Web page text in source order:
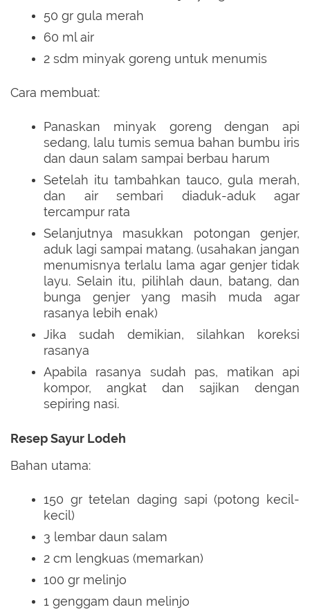
50 gr gula merah
60 ml air
2 sdm minyak goreng untuk menumis
Cara membuat:
Panaskan minyak goreng dengan api
sedang, lalu tumis semua bahan bumbu iris
dan daun salam sampai berbau harum
Setelah itu tambahkan tauco, gula merah,
dan air sembari diaduk-aduk agar
tercampur rata
Selanjutnya masukkan potongan genjer,
aduk lagi sampai matang. (usahakan jangan
menumisnya terlalu lama agar genjer tidak
layu. Selain itu, pilihlah daun, batang, dan
bunga genjer yang masih muda agar
rasanya lebih enak)
Jika sudah demikian, silahkan koreksi
rasanya
Apabila rasanya sudah pas, matikan api
kompor, angkat dan sajikan dengan
sepiring nasi.
Resep Sayur Lodeh
Bahan utama:
150 gr tetelan daging sapi (potong kecil-
kecil)
3 lembar daun salam
2 cm lengkuas (memarkan)
100 gr melinjo
1 genggam daun melinjo